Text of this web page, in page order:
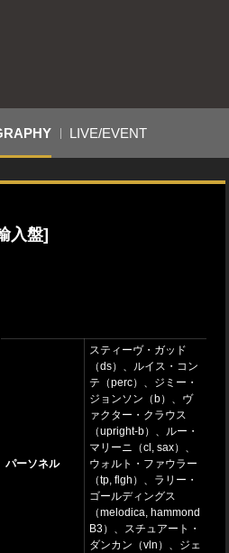
LIVE/EVENT
入盤]
パーソネル
スティーヴ・ガッド
（ds）、ルイス・コン
テ（perc）、ジミー・
ジョンソン（b）、ヴ
ァクター・クラウス
（upright-b）、ルー・
マリーニ（cl, sax）、
ウォルト・ファウラー
（tp, flgh）、ラリー・
ゴールディングス
（melodica, hammond
B3）、スチュアート・
ダンカン（vln）、ジェ